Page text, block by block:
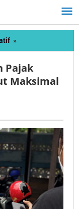
»
Haris
Maksimalkan
Pajak
Pajak
Maksimal